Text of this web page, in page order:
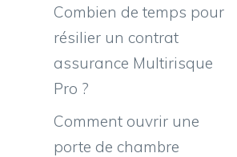
Combien de temps pour
résilier un contrat
assurance Multirisque
Pro ?
Comment ouvrir une
porte de chambre